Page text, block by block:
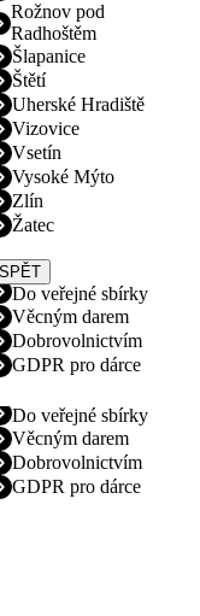
Rožnov pod
Radhoštěm
Šlapanice
Štětí
Uherské Hradiště
Vizovice
Vsetín
Vysoké Mýto
Zlín
Žatec
Do veřejné sbírky
Věcným darem
Dobrovolnictvím
GDPR pro dárce
Do veřejné sbírky
Věcným darem
Dobrovolnictvím
GDPR pro dárce